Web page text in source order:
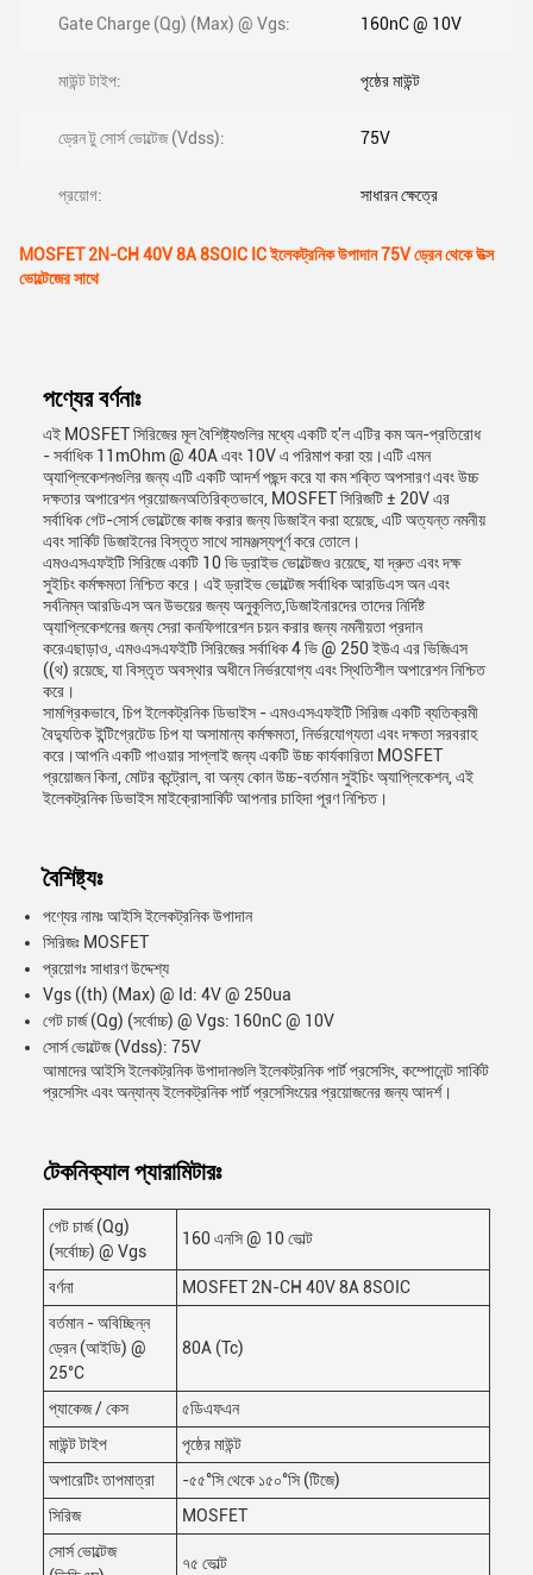
Gate Charge (Qg) (Max) @ Vgs: 160nC @ 10V
মাউন্ট টাইপ: পৃষ্ঠের মাউন্ট
ড্রেন টু সোর্স ভোল্টেজ (Vdss): 75V
প্রয়োগ: সাধারন ক্ষেত্রে
MOSFET 2N-CH 40V 8A 8SOIC IC ইলেকট্রনিক উপাদান 75V ড্রেন থেকে উত্স
ভোল্টেজের সাথে
পণ্যের বর্ণনাঃ
এই MOSFET সিরিজের মূল বৈশিষ্ট্যগুলির মধ্যে একটি হ'ল এটির কম অন-প্রতিরোধ
- সর্বাধিক 11mOhm @ 40A এবং 10V এ পরিমাপ করা হয়।এটি এমন
অ্যাপ্লিকেশনগুলির জন্য এটি একটি আদর্শ পছন্দ করে যা কম শক্তি অপসারণ এবং উচ্চ
দক্ষতার অপারেশন প্রয়োজনঅতিরিক্তভাবে, MOSFET সিরিজটি ± 20V এর
সর্বাধিক গেট-সোর্স ভোল্টেজে কাজ করার জন্য ডিজাইন করা হয়েছে, এটি অত্যন্ত নমনীয়
এবং সার্কিট ডিজাইনের বিস্তৃত সাথে সামঞ্জস্যপূর্ণ করে তোলে।
এমওএসএফইটি সিরিজে একটি 10 ভি ড্রাইভ ভোল্টেজও রয়েছে, যা দ্রুত এবং দক্ষ
সুইচিং কর্মক্ষমতা নিশ্চিত করে। এই ড্রাইভ ভোল্টেজ সর্বাধিক আরডিএস অন এবং
সর্বনিম্ন আরডিএস অন উভয়ের জন্য অনুকূলিত,ডিজাইনারদের তাদের নির্দিষ্ট
অ্যাপ্লিকেশনের জন্য সেরা কনফিগারেশন চয়ন করার জন্য নমনীয়তা প্রদান
করেএছাড়াও, এমওএসএফইটি সিরিজের সর্বাধিক 4 ভি @ 250 ইউএ এর ভিজিএস
((থ) রয়েছে, যা বিস্তৃত অবস্থার অধীনে নির্ভরযোগ্য এবং স্থিতিশীল অপারেশন নিশ্চিত
করে।
সামগ্রিকভাবে, চিপ ইলেকট্রনিক ডিভাইস - এমওএসএফইটি সিরিজ একটি ব্যতিক্রমী
বৈদ্যুতিক ইন্টিগ্রেটেড চিপ যা অসামান্য কর্মক্ষমতা, নির্ভরযোগ্যতা এবং দক্ষতা সরবরাহ
করে।আপনি একটি পাওয়ার সাপ্লাই জন্য একটি উচ্চ কার্যকারিতা MOSFET
প্রয়োজন কিনা, মোটর কন্ট্রোল, বা অন্য কোন উচ্চ-বর্তমান সুইচিং অ্যাপ্লিকেশন, এই
ইলেকট্রনিক ডিভাইস মাইক্রোসার্কিট আপনার চাহিদা পূরণ নিশ্চিত।
বৈশিষ্ট্যঃ
পণ্যের নামঃ আইসি ইলেকট্রনিক উপাদান
সিরিজঃ MOSFET
প্রয়োগঃ সাধারণ উদ্দেশ্য
Vgs ((th) (Max) @ Id: 4V @ 250ua
গেট চার্জ (Qg) (সর্বোচ্চ) @ Vgs: 160nC @ 10V
সোর্স ভোল্টেজ (Vdss): 75V
আমাদের আইসি ইলেকট্রনিক উপাদানগুলি ইলেকট্রনিক পার্ট প্রসেসিং, কম্পোনেন্ট সার্কিট
প্রসেসিং এবং অন্যান্য ইলেকট্রনিক পার্ট প্রসেসিংয়ের প্রয়োজনের জন্য আদর্শ।
টেকনিক্যাল প্যারামিটারঃ
গেট চার্জ (Qg)
(সর্বোচ্চ) @ Vgs
160 এনসি @ 10 ভোল্ট
বর্ণনা
MOSFET 2N-CH 40V 8A 8SOIC
বর্তমান - অবিচ্ছিন্ন
ড্রেন (আইডি) @
25°C
80A (Tc)
প্যাকেজ / কেস
৫ডিএফএন
মাউন্ট টাইপ
পৃষ্ঠের মাউন্ট
অপারেটিং তাপমাত্রা
-৫৫°সি থেকে ১৫০°সি (টিজে)
সিরিজ
MOSFET
সোর্স ভোল্টেজ
৭৫ ভোল্ট